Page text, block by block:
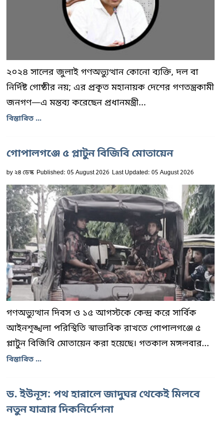
২০২৪ সালের জুলাই গণঅভ্যুত্থান কোনো ব্যক্তি, দল বা
নির্দিষ্ট গোষ্ঠীর নয়; এর প্রকৃত মহানায়ক দেশের গণতন্ত্রকামী
জনগণ—এ মন্তব্য করেছেন প্রধানমন্ত্রী...
বিস্তারিত ...
গোপালগঞ্জে ৫ প্লাটুন বিজিবি মোতায়েন
by২৪ ডেস্ক Published: 05 August 2026 Last Updated: 05 August 2026
গণঅভ্যুত্থান দিবস ও ১৫ আগস্টকে কেন্দ্র করে সার্বিক
আইনশৃঙ্খলা পরিস্থিতি স্বাভাবিক রাখতে গোপালগঞ্জে ৫
প্লাটুন বিজিবি মোতায়েন করা হয়েছে। গতকাল মঙ্গলবার...
বিস্তারিত ...
ড. ইউনূস: পথ হারালে জাদুঘর থেকেই মিলবে
নতুন যাত্রার দিকনির্দেশনা